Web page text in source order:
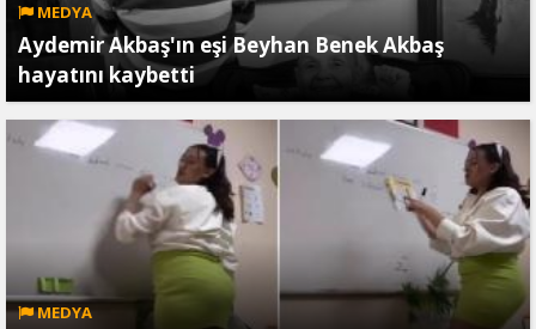
MEDYA
Aydemir Akbaş'ın eşi Beyhan Benek Akbaş
hayatını kaybetti
MEDYA